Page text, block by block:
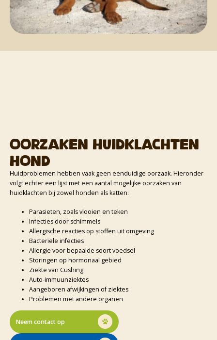
Oorzaken huidklachten
hond
Huidproblemen hebben vaak geen eenduidige oorzaak. Hieronder
volgt echter een lijst met een aantal mogelijke oorzaken van
huidklachten bij zowel honden als katten:
Parasieten, zoals vlooien en teken
Infecties door schimmels
Allergische reacties op stoffen uit omgeving
Bacteriële infecties
Allergie voor bepaalde soort voedsel
Storingen op hormonaal gebied
Ziekte van Cushing
Auto-immuunziektes
Aangeboren afwijkingen of ziektes
Problemen met andere organen
Neem contact op